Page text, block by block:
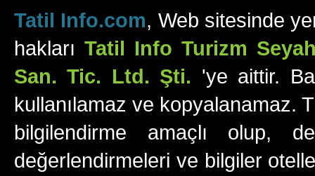
Tatil Info.com, Web sitesinde
hakları Tatil Info Turizm
San. Tic. Ltd. Şti. 'ye aittir.
kullanılamaz ve kopyalanamaz.
bilgilendirme amaçlı olup,
değerlendirmeleri ve bilgiler